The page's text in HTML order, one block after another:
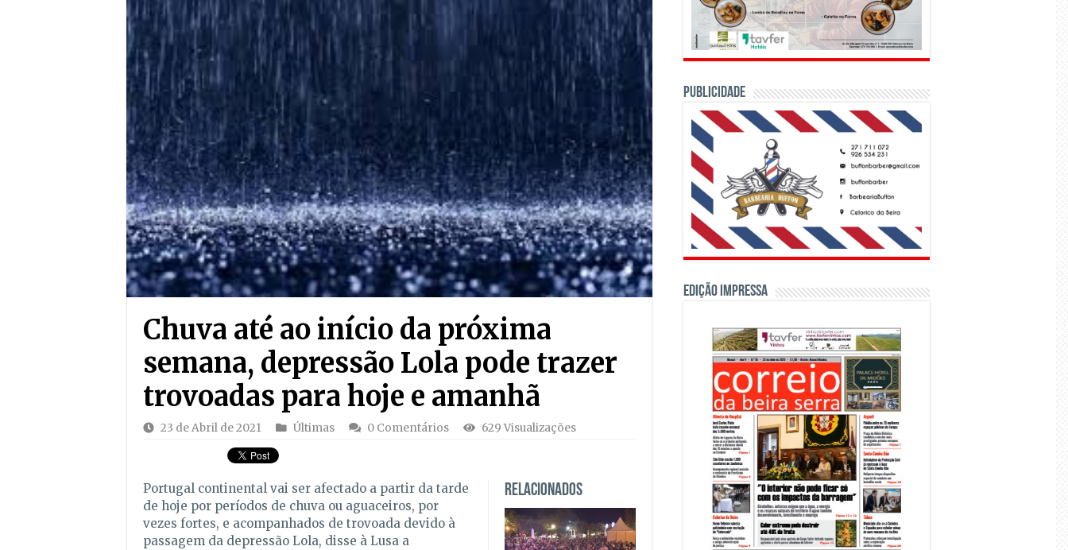
Chuva até ao início da próxima
semana, depressão Lola pode trazer
trovoadas para hoje e amanhã
23 de Abril de 2021 Últimas 0 Comentários 629 Visualizações
Relacionados
Portugal continental vai ser afectado a partir da tarde
de hoje por períodos de chuva ou aguaceiros, por
vezes fortes, e acompanhados de trovoada devido à
passagem da depressão Lola, disse à Lusa a
PUBLICIDADE
Edição Impressa